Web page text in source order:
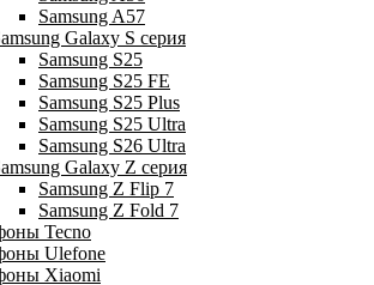
Samsung A57
Galaxy S серия
Samsung S25
Samsung S25 FE
Samsung S25 Plus
Samsung S25 Ultra
Samsung S26 Ultra
Galaxy Z серия
Samsung Z Flip 7
Samsung Z Fold 7
Tecno
Ulefone
Xiaomi